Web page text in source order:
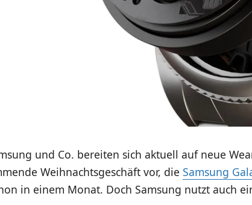
und Co. bereiten sich aktuell auf neue
Weihnachtsgeschäft vor, die Samsung
in einem Monat. Doch Samsung nutzt auch